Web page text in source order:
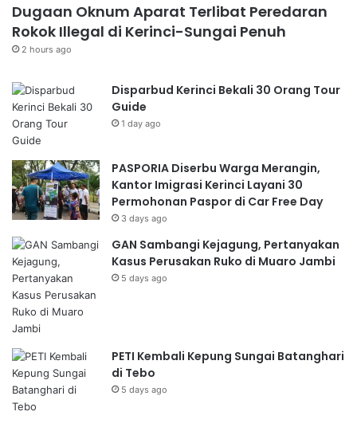
Dugaan Oknum Aparat Terlibat Peredaran
Rokok Illegal di Kerinci-Sungai Penuh
2 hours ago
Disparbud Kerinci Bekali 30 Orang Tour
Guide
1 day ago
PASPORIA Diserbu Warga Merangin,
Kantor Imigrasi Kerinci Layani 30
Permohonan Paspor di Car Free Day
3 days ago
GAN Sambangi Kejagung, Pertanyakan
Kasus Perusakan Ruko di Muaro Jambi
5 days ago
PETI Kembali Kepung Sungai Batanghari
di Tebo
5 days ago